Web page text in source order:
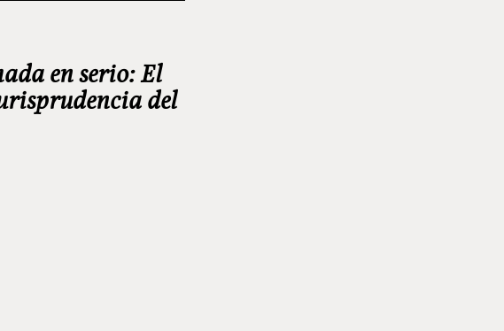
en serio: El
del